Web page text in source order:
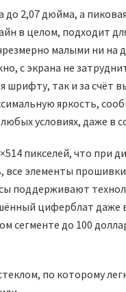
2,07 дюйма, а
в целом, подходит
малыми ни на
с экрана не
так и за счёт
яркость,
условиях, даже в
пикселей, что при
элементы прошивки
поддерживают
циферблат даже
сегменте до 100
по которому